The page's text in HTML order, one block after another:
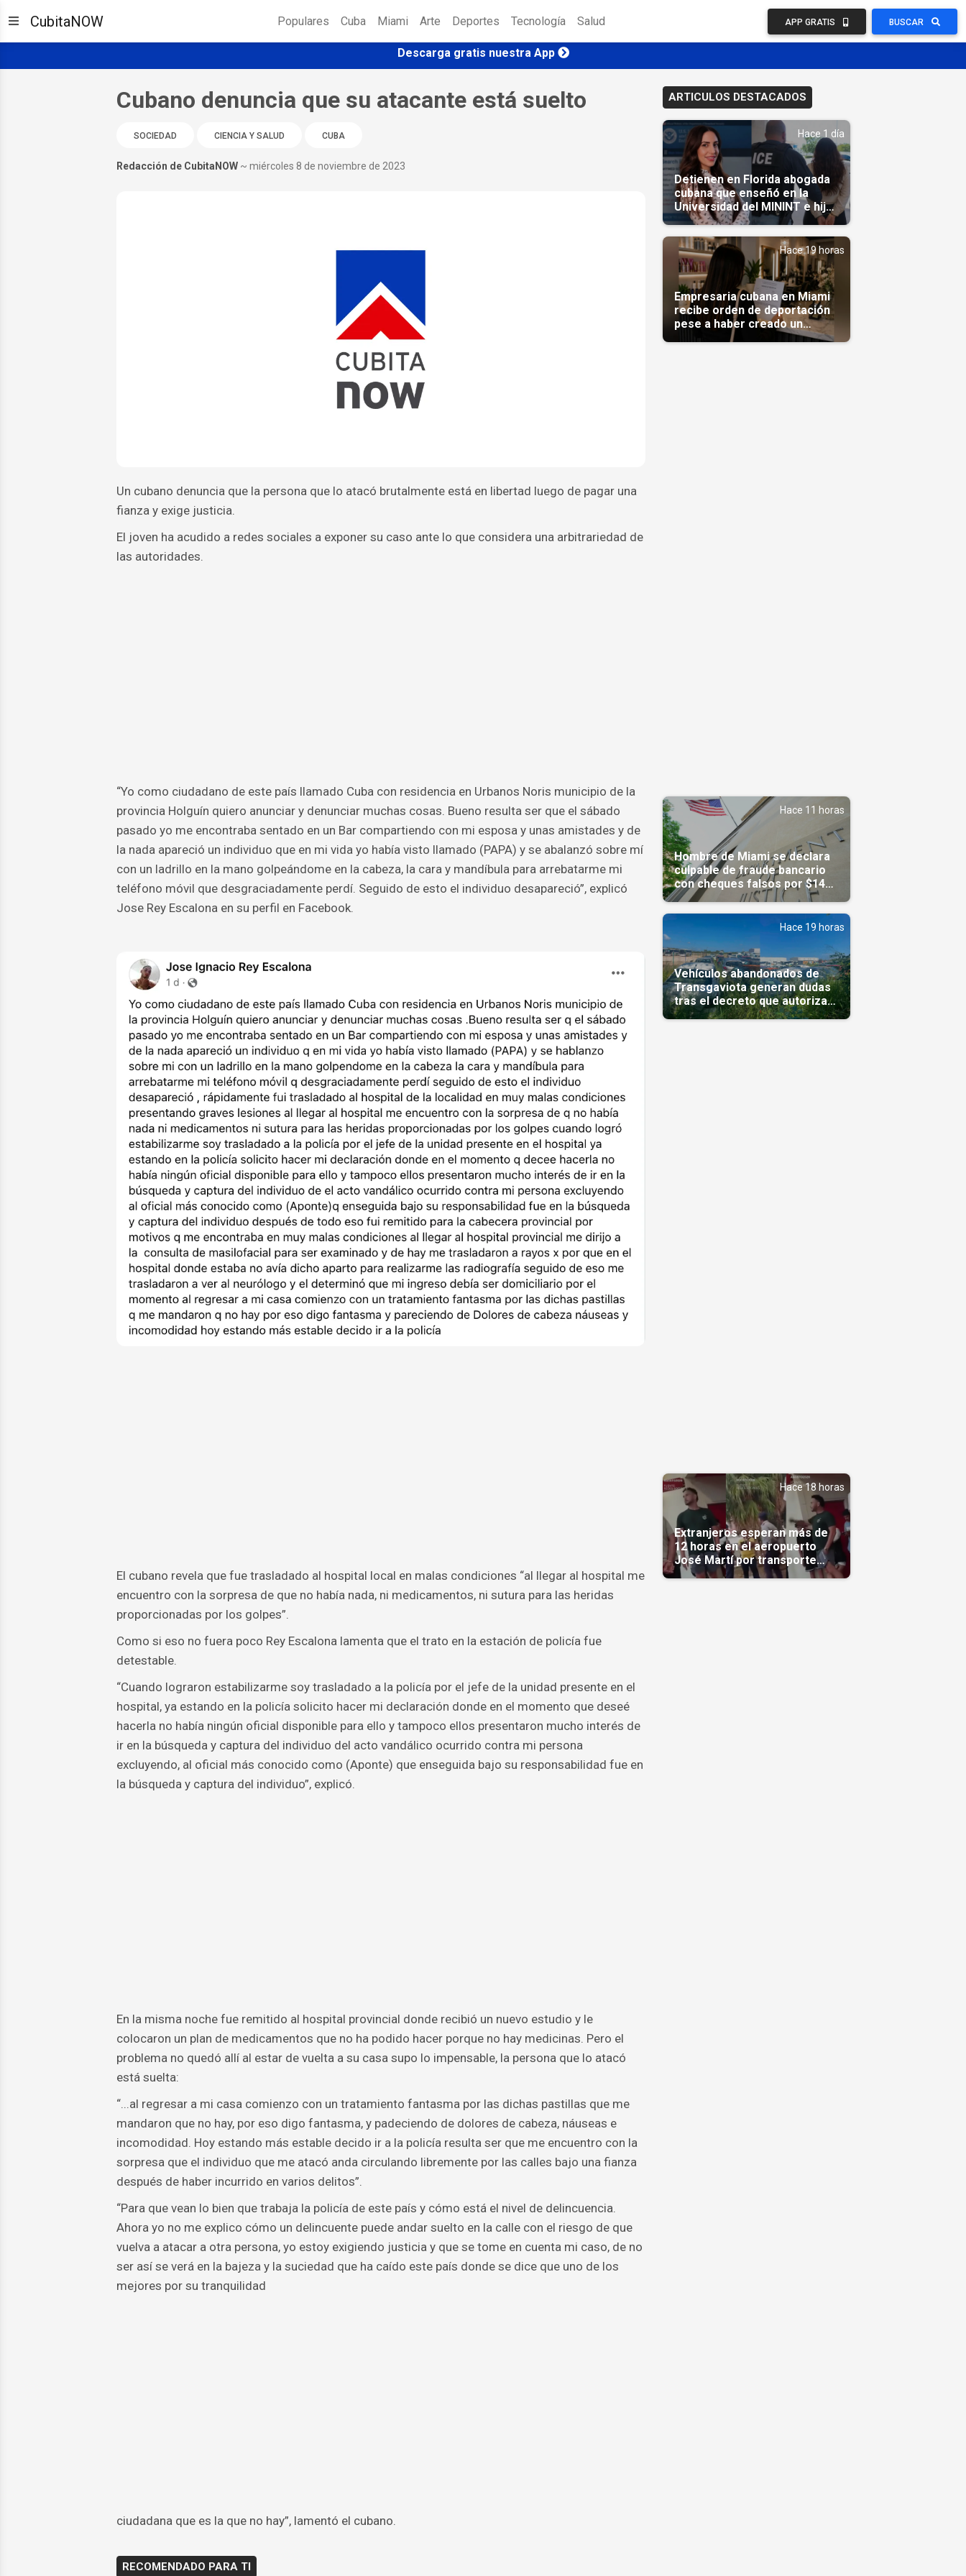
CubitaNOW Populares Cuba Miami Arte Deportes Tecnología Salud APP GRATIS BUSCAR
Descarga gratis nuestra App
Cubano denuncia que su atacante está suelto
SOCIEDAD CIENCIA Y SALUD CUBA
Redacción de CubitaNOW ~ miércoles 8 de noviembre de 2023
Un cubano denuncia que la persona que lo atacó brutalmente está en libertad luego de pagar una
fianza y exige justicia.
El joven ha acudido a redes sociales a exponer su caso ante lo que considera una arbitrariedad de
las autoridades.
“Yo como ciudadano de este país llamado Cuba con residencia en Urbanos Noris municipio de la
provincia Holguín quiero anunciar y denunciar muchas cosas. Bueno resulta ser que el sábado
pasado yo me encontraba sentado en un Bar compartiendo con mi esposa y unas amistades y de
la nada apareció un individuo que en mi vida yo había visto llamado (PAPA) y se abalanzó sobre mí
con un ladrillo en la mano golpeándome en la cabeza, la cara y mandíbula para arrebatarme mi
teléfono móvil que desgraciadamente perdí. Seguido de esto el individuo desapareció”, explicó
Jose Rey Escalona en su perfil en Facebook.
El cubano revela que fue trasladado al hospital local en malas condiciones “al llegar al hospital me
encuentro con la sorpresa de que no había nada, ni medicamentos, ni sutura para las heridas
proporcionadas por los golpes”.
Como si eso no fuera poco Rey Escalona lamenta que el trato en la estación de policía fue
detestable.
“Cuando lograron estabilizarme soy trasladado a la policía por el jefe de la unidad presente en el
hospital, ya estando en la policía solicito hacer mi declaración donde en el momento que deseé
hacerla no había ningún oficial disponible para ello y tampoco ellos presentaron mucho interés de
ir en la búsqueda y captura del individuo del acto vandálico ocurrido contra mi persona
excluyendo, al oficial más conocido como (Aponte) que enseguida bajo su responsabilidad fue en
la búsqueda y captura del individuo”, explicó.
En la misma noche fue remitido al hospital provincial donde recibió un nuevo estudio y le
colocaron un plan de medicamentos que no ha podido hacer porque no hay medicinas. Pero el
problema no quedó allí al estar de vuelta a su casa supo lo impensable, la persona que lo atacó
está suelta:
“...al regresar a mi casa comienzo con un tratamiento fantasma por las dichas pastillas que me
mandaron que no hay, por eso digo fantasma, y padeciendo de dolores de cabeza, náuseas e
incomodidad. Hoy estando más estable decido ir a la policía resulta ser que me encuentro con la
sorpresa que el individuo que me atacó anda circulando libremente por las calles bajo una fianza
después de haber incurrido en varios delitos”.
“Para que vean lo bien que trabaja la policía de este país y cómo está el nivel de delincuencia.
Ahora yo no me explico cómo un delincuente puede andar suelto en la calle con el riesgo de que
vuelva a atacar a otra persona, yo estoy exigiendo justicia y que se tome en cuenta mi caso, de no
ser así se verá en la bajeza y la suciedad que ha caído este país donde se dice que uno de los
mejores por su tranquilidad
ciudadana que es la que no hay”, lamentó el cubano.
RECOMENDADO PARA TI
ARTICULOS DESTACADOS
Hace 1 día
Detienen en Florida abogada
cubana que enseñó en la
Universidad del MININT e hija
de diplomático cubano
Hace 19 horas
Empresaria cubana en Miami
recibe orden de deportación
pese a haber creado un
Hace 11 horas
Hombre de Miami se declara
culpable de fraude bancario
con cheques falsos por $14
millones
Hace 19 horas
Vehículos abandonados de
Transgaviota generan dudas
tras el decreto que autoriza
su comercialización
Hace 18 horas
Extranjeros esperan más de
12 horas en el aeropuerto
José Martí por transporte
reservado semanas